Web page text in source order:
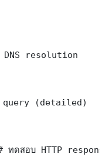
DNS resolution
query (detailed)
สอบ HTTP